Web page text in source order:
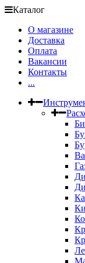
Каталог
О магазине
Доставка
Оплата
Вакансии
Контакты
...